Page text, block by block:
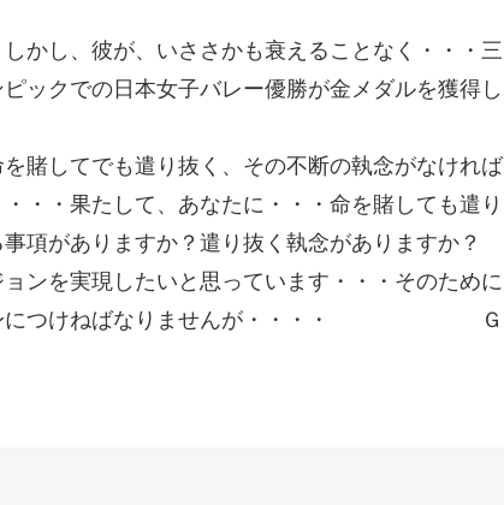
かし、彼が、いささかも衰えることなく・・・三
ックでの日本女子バレー優勝が金メダルを獲得し
賭してでも遣り抜く、その不断の執念がなければ
・・果たして、あなたに・・・命を賭しても遣り
項がありますか？遣り抜く執念がありますか？
ンを実現したいと思っています・・・そのために
を身につけねばなりませんが・・・・ Ｇ